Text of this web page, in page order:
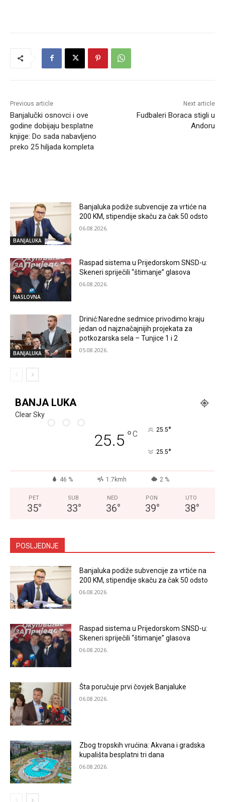
Previous article
Banjalučki osnovci i ove
godine dobijaju besplatne
knjige: Do sada nabavljeno
preko 25 hiljada kompleta
Next article
Fudbaleri Boraca stigli u
Andoru
BANJALUKA
Banjaluka podiže subvencije za vrtiće na
200 KM, stipendije skaču za čak 50 odsto
06.08.2026.
NASLOVNA
Raspad sistema u Prijedorskom SNSD-u:
Skeneri spriječili “štimanje” glasova
06.08.2026.
BANJALUKA
Drinić:Naredne sedmice privodimo kraju
jedan od najznačajnijih projekata za
potkozarska sela – Tunjice 1 i 2
05.08.2026.
BANJA LUKA
Clear Sky
25.5 °C 25.5°
25.5°
46 % 1.7kmh 2 %
PET
35°
SUB
33°
NED
36°
PON
39°
UTO
38°
POSLJEDNJE
Banjaluka podiže subvencije za vrtiće na
200 KM, stipendije skaču za čak 50 odsto
06.08.2026.
Raspad sistema u Prijedorskom SNSD-u:
Skeneri spriječili “štimanje” glasova
06.08.2026.
Šta poručuje prvi čovjek Banjaluke
06.08.2026.
Zbog tropskih vrućina: Akvana i gradska
kupališta besplatni tri dana
06.08.2026.